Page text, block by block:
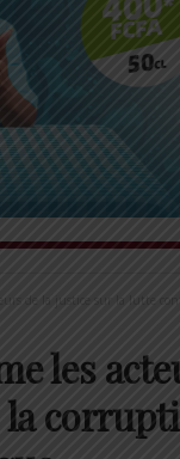
de la justice sur la lutte
les